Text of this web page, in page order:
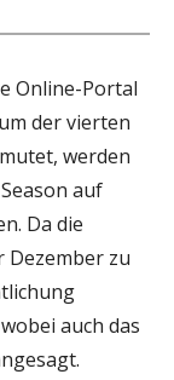
Online-Portal
der vierten
werden
auf
Da die
zu
auch das